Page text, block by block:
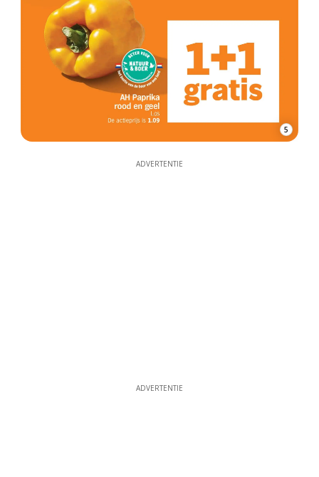
5
ADVERTENTIE
ADVERTENTIE